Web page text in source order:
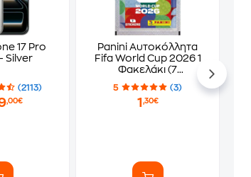
17 Pro
Silver
(2113)
,00€
Panini Αυτοκόλλητα
Fifa World Cup 2026 1
Φακελάκι (7
Αυτοκόλλητα)
5 (3)
1 ,30€